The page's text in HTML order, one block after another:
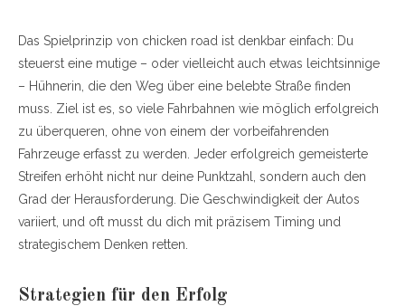
Das Spielprinzip von chicken road ist denkbar einfach: Du
steuerst eine mutige – oder vielleicht auch etwas leichtsinnige
– Hühnerin, die den Weg über eine belebte Straße finden
muss. Ziel ist es, so viele Fahrbahnen wie möglich erfolgreich
zu überqueren, ohne von einem der vorbeifahrenden
Fahrzeuge erfasst zu werden. Jeder erfolgreich gemeisterte
Streifen erhöht nicht nur deine Punktzahl, sondern auch den
Grad der Herausforderung. Die Geschwindigkeit der Autos
variiert, und oft musst du dich mit präzisem Timing und
strategischem Denken retten.
Strategien für den Erfolg